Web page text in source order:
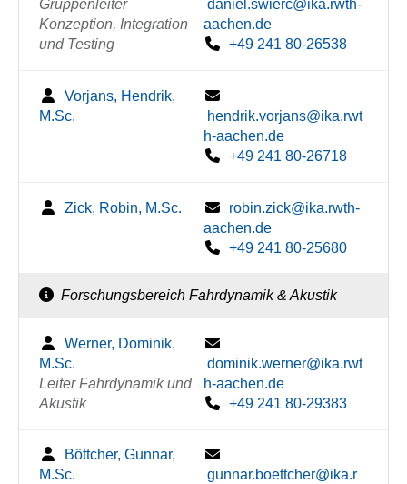
Gruppenleiter
Konzeption, Integration
und Testing
daniel.swierc@ika.rwth-
aachen.de
+49 241 80-26538
Vorjans, Hendrik,
M.Sc.
hendrik.vorjans@ika.rwt
h-aachen.de
+49 241 80-26718
Zick, Robin, M.Sc.
robin.zick@ika.rwth-
aachen.de
+49 241 80-25680
Forschungsbereich Fahrdynamik & Akustik
Werner, Dominik,
M.Sc.
Leiter Fahrdynamik und
Akustik
dominik.werner@ika.rwt
h-aachen.de
+49 241 80-29383
Böttcher, Gunnar,
M.Sc.
gunnar.boettcher@ika.r